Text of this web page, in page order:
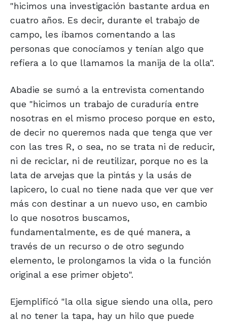
"hicimos una investigación bastante ardua en
cuatro años. Es decir, durante el trabajo de
campo, les íbamos comentando a las
personas que conocíamos y tenían algo que
refiera a lo que llamamos la manija de la olla".
Abadie se sumó a la entrevista comentando
que "hicimos un trabajo de curaduría entre
nosotras en el mismo proceso porque en esto,
de decir no queremos nada que tenga que ver
con las tres R, o sea, no se trata ni de reducir,
ni de reciclar, ni de reutilizar, porque no es la
lata de arvejas que la pintás y la usás de
lapicero, lo cual no tiene nada que ver que ver
más con destinar a un nuevo uso, en cambio
lo que nosotros buscamos,
fundamentalmente, es de qué manera, a
través de un recurso o de otro segundo
elemento, le prolongamos la vida o la función
original a ese primer objeto".
Ejemplificó "la olla sigue siendo una olla, pero
al no tener la tapa, hay un hilo que puede